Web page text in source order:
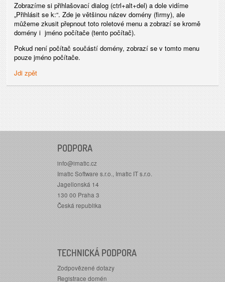
Zobrazíme si přihlašovací dialog (ctrl+alt+del) a dole vidíme
„Přihlásit se k:“. Zde je většinou název domény (firmy), ale
můžeme zkusit přepnout toto roletové menu a zobrazí se kromě
domény i jméno počítače (tento počítač).
Pokud není počítač součástí domény, zobrazí se v tomto menu
pouze jméno počítače.
Jdi zpět
PODPORA
info@imatic.cz
Imatic Software s.r.o., Imatic IT s.r.o.
Jagellonská 14
130 00 Praha 3
Česká republika
TECHNICKÁ PODPORA
Zodpovězené dotazy
Registrace domén